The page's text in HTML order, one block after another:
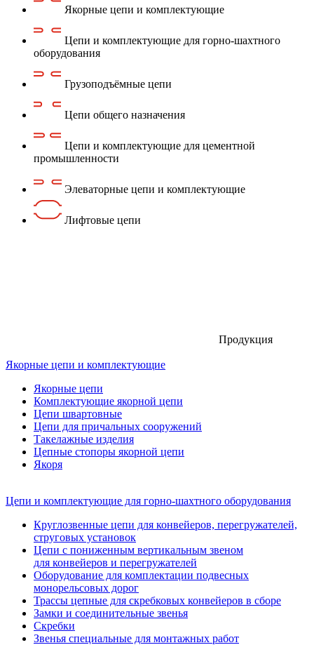
Якорные цепи и комплектующие
Цепи и комплектующие для горно-шахтного
оборудования
Грузоподъёмные цепи
Цепи общего назначения
Цепи и комплектующие для цементной
промышленности
Элеваторные цепи и комплектующие
Лифтовые цепи
Продукция
Якорные цепи и комплектующие
Якорные цепи
Комплектующие якорной цепи
Цепи швартовные
Цепи для причальных сооружений
Такелажные изделия
Цепные стопоры якорной цепи
Якоря
Цепи и комплектующие для горно-шахтного оборудования
Круглозвенные цепи для конвейеров, перегружателей,
струговых установок
Цепи с пониженным вертикальным звеном
для конвейеров и перегружателей
Оборудование для комплектации подвесных
монорельсовых дорог
Трассы цепные для скребковых конвейеров в сборе
Замки и соединительные звенья
Скребки
Звенья специальные для монтажных работ